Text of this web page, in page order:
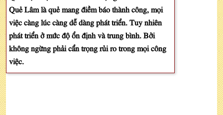
Quẻ Lâm là quẻ mang điềm báo thành công, mọi
việc càng lúc càng dễ dàng phát triển. Tuy nhiên
phát triển ở mức độ ổn định và trung bình. Bởi
không ngừng phải cẩn trọng rủi ro trong mọi công
việc.